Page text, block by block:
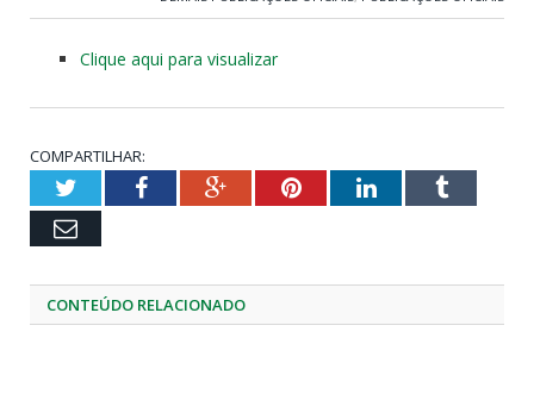
Clique aqui para visualizar
COMPARTILHAR:
TwitterFacebookGoogle+PinterestLinkedInTumblr
Email
CONTEÚDO RELACIONADO